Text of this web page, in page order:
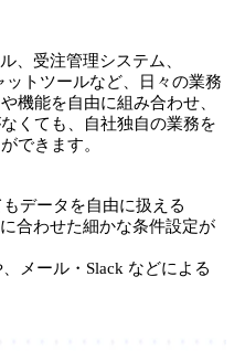
、受注管理システム、
トツールなど、日々の業務
機能を自由に組み合わせ、
くても、自社独自の業務を
できます。
データを自由に扱える
合わせた細かな条件設定が
メール・Slack などによる